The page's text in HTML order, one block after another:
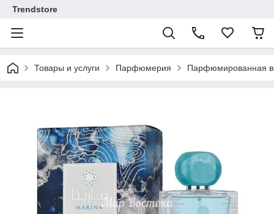
Trendstore
Товары и услуги Парфюмерия Парфюмированная